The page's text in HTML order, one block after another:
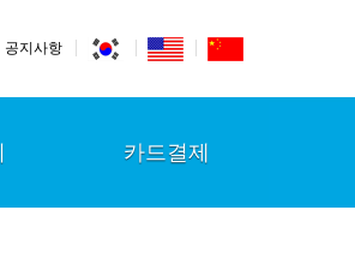
공지사항
카드결제